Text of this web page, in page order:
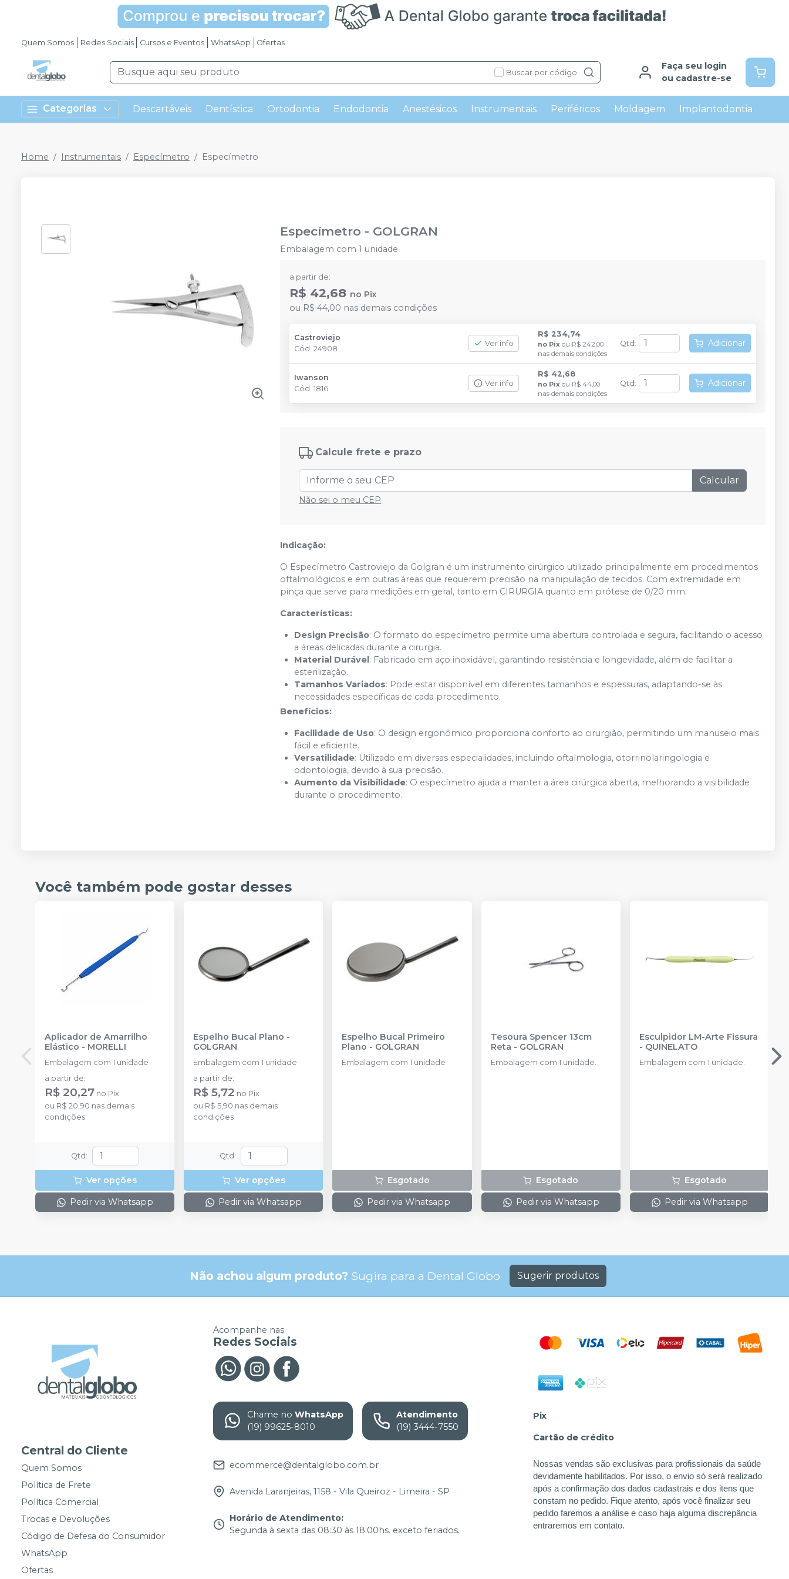
Quem Somos Redes Sociais Cursos e Eventos WhatsApp Ofertas
Buscar por código
Faça seu login
ou cadastre-se
Categorias Descartáveis Dentística Ortodontia Endodontia Anestésicos Instrumentais Periféricos Moldagem Implantodontia
Home Instrumentais Especímetro Especímetro
Especímetro - GOLGRAN
Embalagem com 1 unidade
a partir de:
R$ 42,68 no Pix
ou R$ 44,00 nas demais condições
Castroviejo
Cód.24908
Ver info
R$ 234,74
no Pix ou R$ 242,00
nas demais condições
Qtd : Adicionar
Iwanson
Cód.1816
Ver info
R$ 42,68
no Pix ou R$ 44,00
nas demais condições
Qtd : Adicionar
Calcule frete e prazo
Calcular
Não sei o meu CEP
Indicação:
O Especímetro Castroviejo da Golgran é um instrumento cirúrgico utilizado principalmente em procedimentos
oftalmológicos e em outras áreas que requerem precisão na manipulação de tecidos. Com extremidade em
pinça que serve para medições em geral, tanto em CIRURGIA quanto em prótese de 0/20 mm.
Características:
Design Precisão: O formato do especímetro permite uma abertura controlada e segura, facilitando o acesso
a áreas delicadas durante a cirurgia.
Material Durável: Fabricado em aço inoxidável, garantindo resistência e longevidade, além de facilitar a
esterilização.
Tamanhos Variados: Pode estar disponível em diferentes tamanhos e espessuras, adaptando-se às
necessidades específicas de cada procedimento.
Benefícios:
Facilidade de Uso: O design ergonômico proporciona conforto ao cirurgião, permitindo um manuseio mais
fácil e eficiente.
Versatilidade: Utilizado em diversas especialidades, incluindo oftalmologia, otorrinolaringologia e
odontologia, devido à sua precisão.
Aumento da Visibilidade: O especímetro ajuda a manter a área cirúrgica aberta, melhorando a visibilidade
durante o procedimento.
Você também pode gostar desses
Aplicador de Amarrilho
Elástico - MORELLI
Embalagem com 1 unidade
a partir de:
R$ 20,27 no Pix
ou R$ 20,90 nas demais
condições
Qtd :
Ver opções
Pedir via Whatsapp
Espelho Bucal Plano -
GOLGRAN
Embalagem com 1 unidade
a partir de:
R$ 5,72 no Pix
ou R$ 5,90 nas demais
condições
Qtd :
Ver opções
Pedir via Whatsapp
Espelho Bucal Primeiro
Plano - GOLGRAN
Embalagem com 1 unidade
Esgotado
Pedir via Whatsapp
Tesoura Spencer 13cm
Reta - GOLGRAN
Embalagem com 1 unidade.
Esgotado
Pedir via Whatsapp
Esculpidor LM-Arte Fissura
- QUINELATO
Embalagem com 1 unidade.
Esgotado
Pedir via Whatsapp
Não achou algum produto? Sugira para a Dental Globo Sugerir produtos
Central do Cliente
Quem Somos
Política de Frete
Política Comercial
Trocas e Devoluções
Código de Defesa do Consumidor
WhatsApp
Ofertas
Acompanhe nas
Redes Sociais
Chame no WhatsApp
(19) 99625-8010
Atendimento
(19) 3444-7550
ecommerce@dentalglobo.com.br
Avenida Laranjeiras, 1158 - Vila Queiroz - Limeira - SP
Horário de Atendimento:
Segunda à sexta das 08:30 às 18:00hs. exceto feriados.
Pix
Cartão de crédito
Nossas vendas são exclusivas para profissionais da saúde
devidamente habilitados. Por isso, o envio só será realizado
após a confirmação dos dados cadastrais e dos itens que
constam no pedido. Fique atento, após você finalizar seu
pedido faremos a análise e caso haja alguma discrepância
entraremos em contato.